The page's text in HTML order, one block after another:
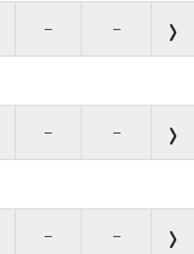
– –
– –
– –